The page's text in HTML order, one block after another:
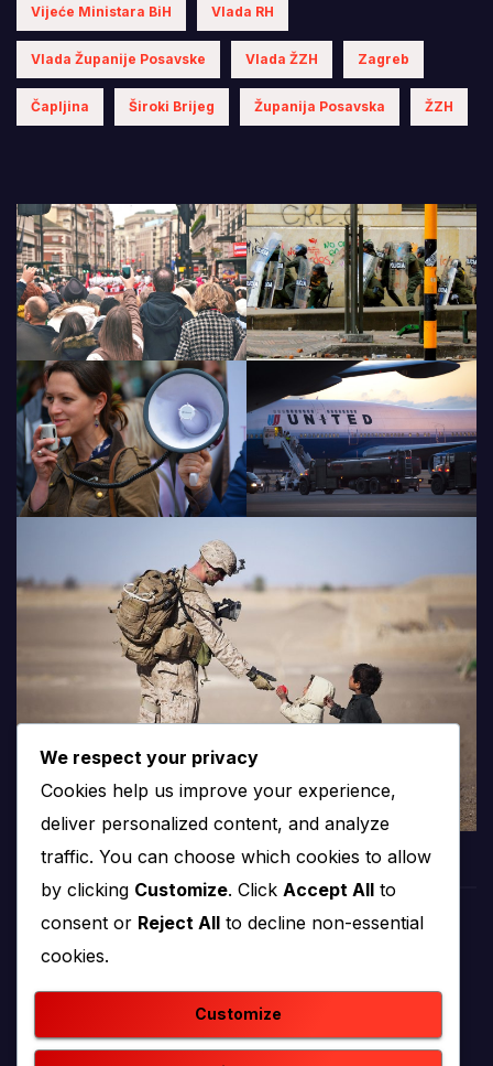
Vijeće Ministara BiH Vlada RH
Vlada Županije Posavske Vlada ŽZH Zagreb
Čapljina Široki Brijeg Županija Posavska ŽZH
produkcija i emitiranje tv programa
We respect your privacy
Cookies help us improve your experience,
deliver personalized content, and analyze
traffic. You can choose which cookies to allow
by clicking Customize. Click Accept All to
consent or Reject All to decline non-essential
cookies.
Customize